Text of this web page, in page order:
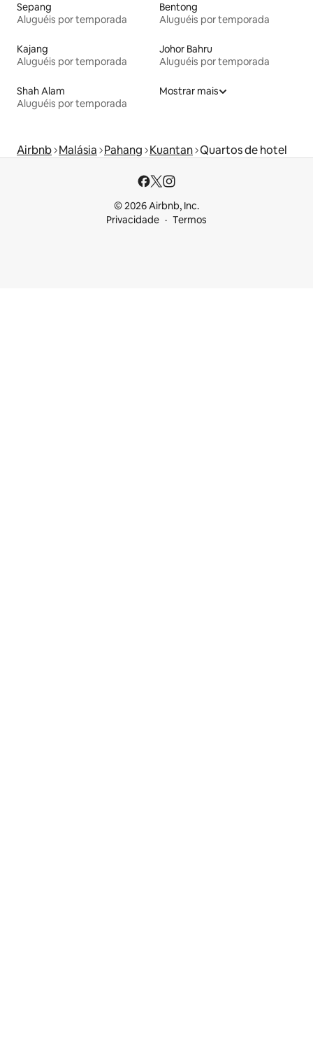
Sepang
Aluguéis por temporada
Bentong
Aluguéis por temporada
Kajang
Aluguéis por temporada
Johor Bahru
Aluguéis por temporada
Shah Alam
Aluguéis por temporada
Mostrar mais
Airbnb Malásia Pahang Kuantan Quartos de hotel
© 2026 Airbnb, Inc.
Privacidade
Termos